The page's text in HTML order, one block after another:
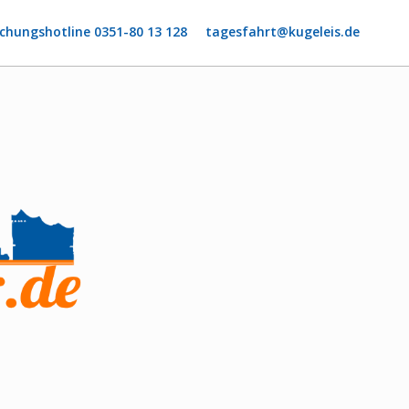
0351-80 13 128 tagesfahrt@kugeleis.de